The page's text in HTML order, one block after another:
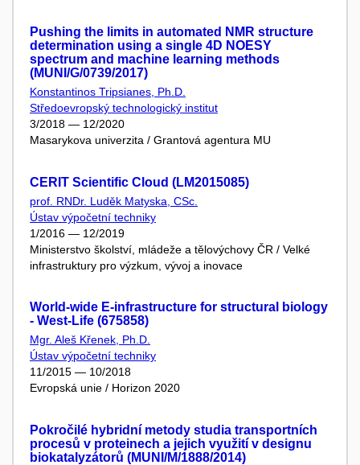
Pushing the limits in automated NMR structure
determination using a single 4D NOESY
spectrum and machine learning methods
(MUNI/G/0739/2017)
Konstantinos Tripsianes, Ph.D.
Středoevropský technologický institut
3/2018 — 12/2020
Masarykova univerzita / Grantová agentura MU
CERIT Scientific Cloud (LM2015085)
prof. RNDr. Luděk Matyska, CSc.
Ústav výpočetní techniky
1/2016 — 12/2019
Ministerstvo školství, mládeže a tělovýchovy ČR / Velké
infrastruktury pro výzkum, vývoj a inovace
World-wide E-infrastructure for structural biology
- West-Life (675858)
Mgr. Aleš Křenek, Ph.D.
Ústav výpočetní techniky
11/2015 — 10/2018
Evropská unie / Horizon 2020
Pokročilé hybridní metody studia transportních
procesů v proteinech a jejich využití v designu
biokatalyzátorů (MUNI/M/1888/2014)